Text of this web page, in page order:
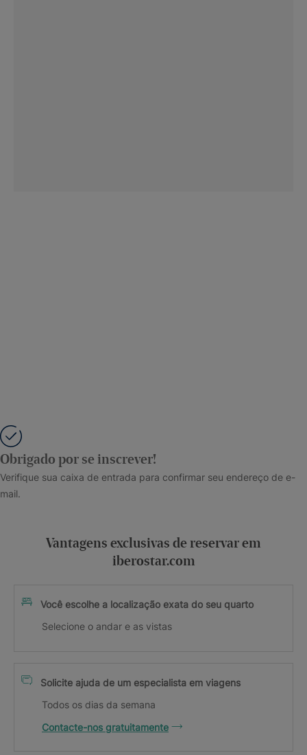
Obrigado por se inscrever!
Verifique sua caixa de entrada para confirmar seu endereço de e-
mail.
Vantagens exclusivas de reservar em
iberostar.com
Você escolhe a localização exata do seu quarto
Selecione o andar e as vistas
Solicite ajuda de um especialista em viagens
Todos os dias da semana
Contacte-nos gratuitamente